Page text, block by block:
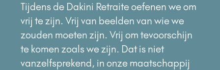
Tijdens de Dakini Retraite oefenen we om
vrij te zijn. Vrij van beelden van wie we
zouden moeten zijn. Vrij om tevoorschijn
te komen zoals we zijn. Dat is niet
vanzelfsprekend, in onze maatschappij